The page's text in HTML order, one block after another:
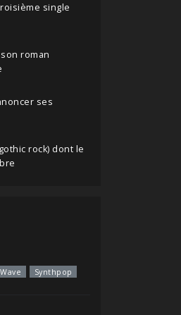
single
son roman
ses
rock) dont le
Synthpop